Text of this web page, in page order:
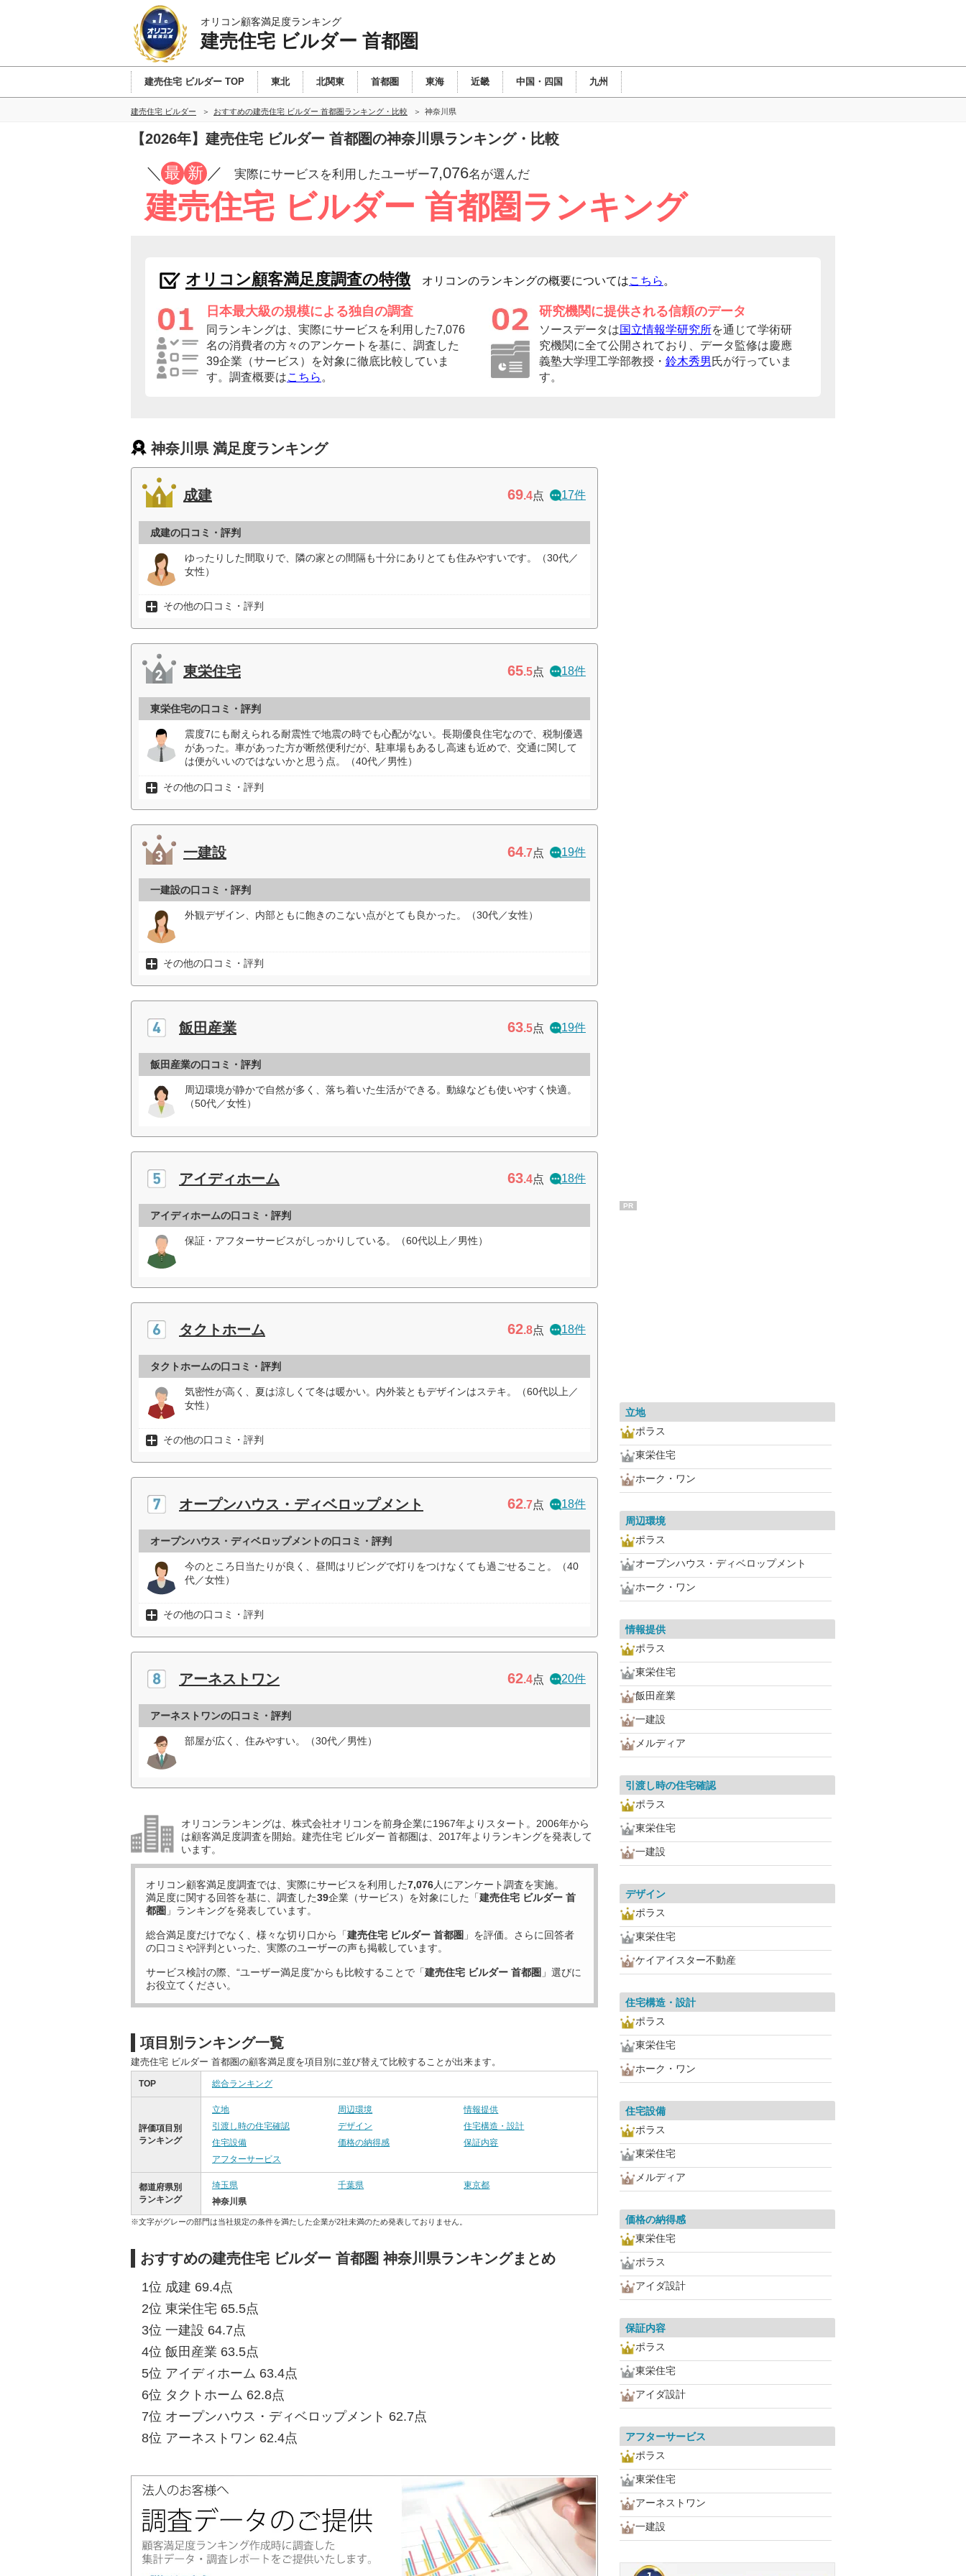
オリコン顧客満足度ランキング
建売住宅 ビルダー 首都圏
建売住宅 ビルダー TOP 東北 北関東 首都圏 東海 近畿 中国・四国 九州
建売住宅 ビルダー おすすめの建売住宅 ビルダー 首都圏ランキング・比較 神奈川県
【2026年】建売住宅 ビルダー 首都圏の神奈川県ランキング・比較
／ 最 新 ／ 実際にサービスを利用したユーザー7,076名が選んだ
建売住宅 ビルダー 首都圏ランキング
オリコン顧客満足度調査の特徴 オリコンのランキングの概要についてはこちら 。
日本最大級の規模による独自の調査
同ランキングは、実際にサービスを利用した7,076
名の消費者の方々のアンケートを基に、調査した
39企業（サービス）を対象に徹底比較していま
す。調査概要はこちら 。
研究機関に提供される信頼のデータ
ソースデータは国立情報学研究所を通じて学術研
究機関に全て公開されており、データ監修は慶應
義塾大学理工学部教授・ 鈴木秀男 氏が行っていま
す。
神奈川県 満足度ランキング
成建 69.4点 17件
成建の口コミ・評判
ゆったりした間取りで、隣の家との間隔も十分にありとても住みやすいです。（30代／
女性）
その他の口コミ・評判
東栄住宅 65.5点 18件
東栄住宅の口コミ・評判
震度7にも耐えられる耐震性で地震の時でも心配がない。長期優良住宅なので、税制優遇
があった。車があった方が断然便利だが、駐車場もあるし高速も近めで、交通に関して
は便がいいのではないかと思う点。（40代／男性）
その他の口コミ・評判
一建設 64.7点 19件
一建設の口コミ・評判
外観デザイン、内部ともに飽きのこない点がとても良かった。（30代／女性）
その他の口コミ・評判
飯田産業 63.5点 19件
飯田産業の口コミ・評判
周辺環境が静かで自然が多く、落ち着いた生活ができる。動線なども使いやすく快適。
（50代／女性）
アイディホーム 63.4点 18件
アイディホームの口コミ・評判
保証・アフターサービスがしっかりしている。（60代以上／男性）
タクトホーム 62.8点 18件
タクトホームの口コミ・評判
気密性が高く、夏は涼しくて冬は暖かい。内外装ともデザインはステキ。（60代以上／
女性）
その他の口コミ・評判
オープンハウス・ディベロップメント 62.7点 18件
オープンハウス・ディベロップメントの口コミ・評判
今のところ日当たりが良く、昼間はリビングで灯りをつけなくても過ごせること。（40
代／女性）
その他の口コミ・評判
アーネストワン 62.4点 20件
アーネストワンの口コミ・評判
部屋が広く、住みやすい。（30代／男性）
オリコンランキングは、株式会社オリコンを前身企業に1967年よりスタート。2006年から
は顧客満足度調査を開始。建売住宅 ビルダー 首都圏は、2017年よりランキングを発表して
います。
オリコン顧客満足度調査では、実際にサービスを利用した7,076人にアンケート調査を実施。
満足度に関する回答を基に、調査した39企業（サービス）を対象にした「建売住宅 ビルダー 首
都圏 」ランキングを発表しています。
総合満足度だけでなく、様々な切り口から「建売住宅 ビルダー 首都圏 」を評価。さらに回答者
の口コミや評判といった、実際のユーザーの声も掲載しています。
サービス検討の際、“ユーザー満足度”からも比較することで「建売住宅 ビルダー 首都圏 」選びに
お役立てください。
項目別ランキング一覧
建売住宅 ビルダー 首都圏の顧客満足度を項目別に並び替えて比較することが出来ます。
TOP 総合ランキング
評価項目別
ランキング
立地 周辺環境
情報提供
引渡し時の住宅確認
デザイン
住宅構造・設計
住宅設備
価格の納得感
保証内容
アフターサービス
都道府県別
ランキング
埼玉県 千葉県
東京都
神奈川県
※文字がグレーの部門は当社規定の条件を満たした企業が2社未満のため発表しておりません。
おすすめの建売住宅 ビルダー 首都圏 神奈川県ランキングまとめ
1位 成建 69.4点
2位 東栄住宅 65.5点
3位 一建設 64.7点
4位 飯田産業 63.5点
5位 アイディホーム 63.4点
6位 タクトホーム 62.8点
7位 オープンハウス・ディベロップメント 62.7点
8位 アーネストワン 62.4点
PR
立地
ポラス
東栄住宅
ホーク・ワン
周辺環境
ポラス
オープンハウス・ディベロップメント
ホーク・ワン
情報提供
ポラス
東栄住宅
飯田産業
一建設
メルディア
引渡し時の住宅確認
ポラス
東栄住宅
一建設
デザイン
ポラス
東栄住宅
ケイアイスター不動産
住宅構造・設計
ポラス
東栄住宅
ホーク・ワン
住宅設備
ポラス
東栄住宅
メルディア
価格の納得感
東栄住宅
ポラス
アイダ設計
保証内容
ポラス
東栄住宅
アイダ設計
アフターサービス
ポラス
東栄住宅
アーネストワン
一建設